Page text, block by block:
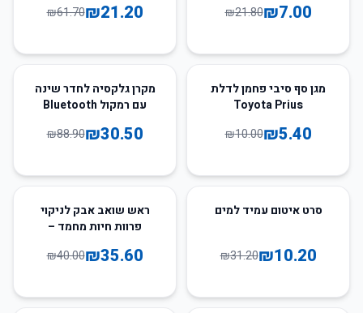
₪7.00
₪21.80
₪21.20
₪61.70
46
מגן סף סיבי פחמן לדלת
Toyota Prius
₪5.40
₪10.00
66
מקרן גלקסיה לחדר שינה
עם רמקול Bluetooth
₪30.50
₪88.90
67
סרט איטום עמיד למים
₪10.20
₪31.20
11
ראש שואב אבק לניקוי
פרוות חיות מחמד –
ולניקוי מקצועי
₪35.60
₪40.00